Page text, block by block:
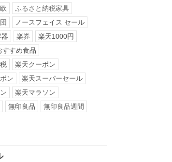
ふるさと納税家具
ノースフェイス セール
楽券
楽天1000円
すすめ食品
楽天クーポン
ン
楽天スーパーセール
楽天マラソン
無印良品
無印良品週間